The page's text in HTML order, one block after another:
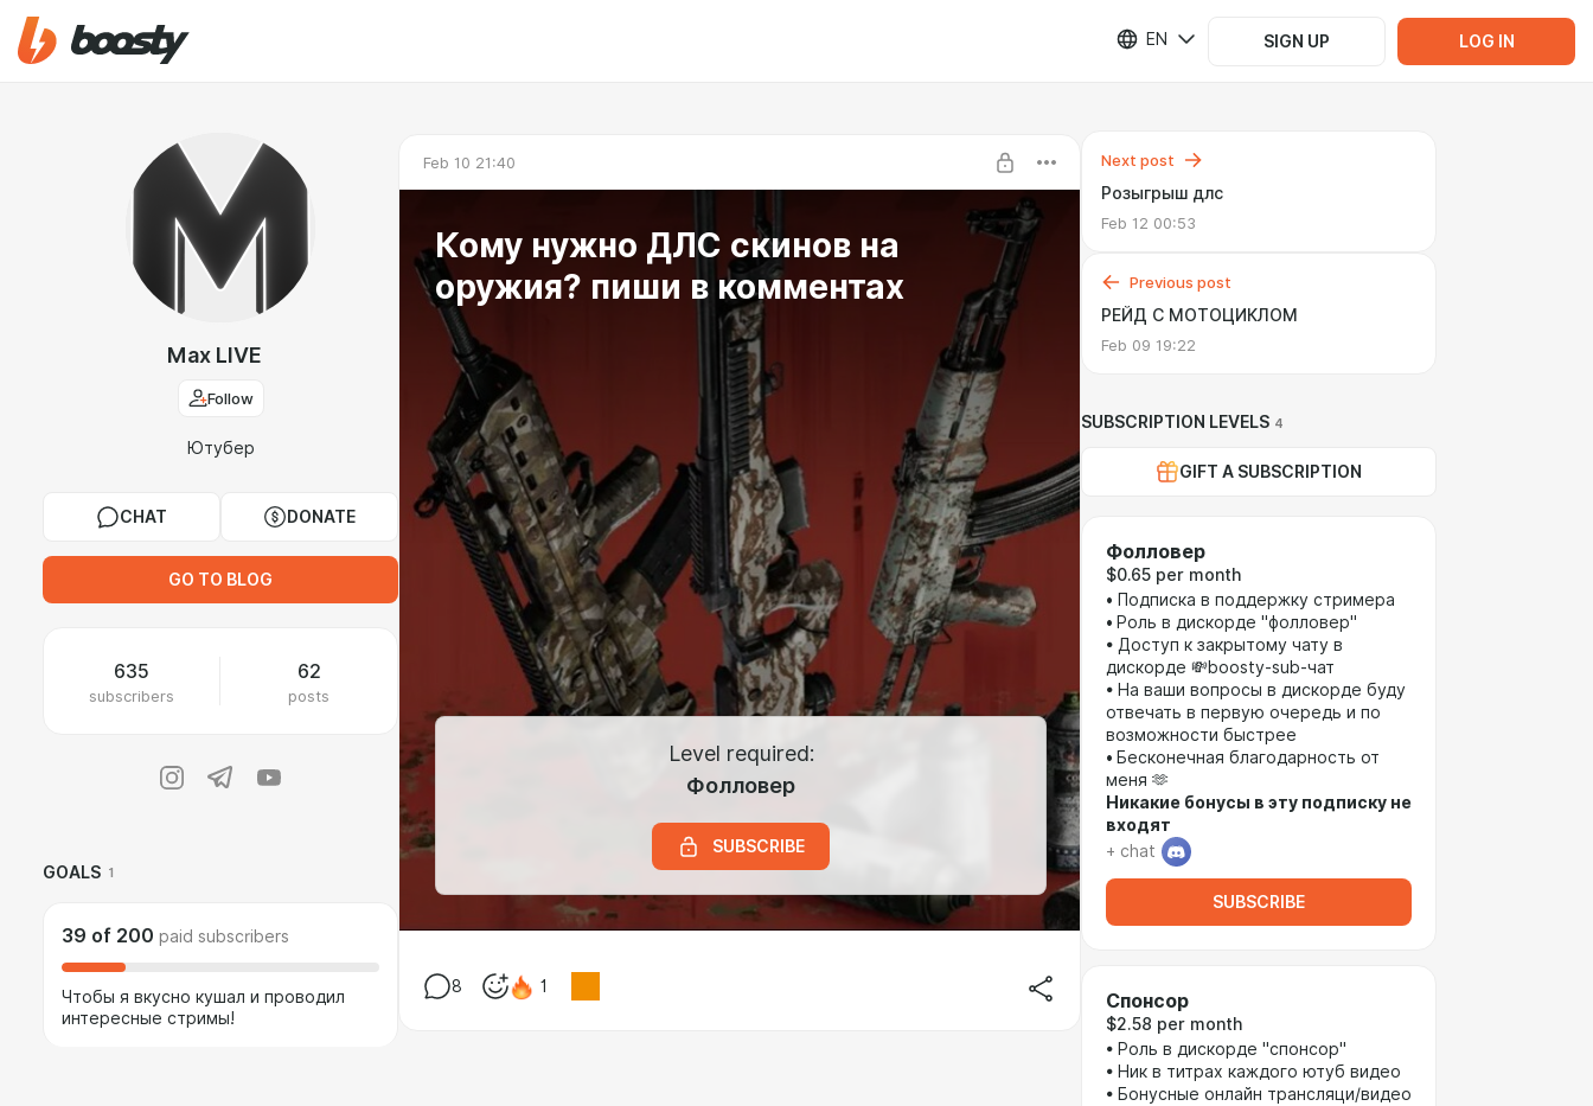
EN SIGN UP LOG IN
Max LIVE
Follow
Ютубер
CHAT DONATE
GO TO BLOG
635
subscribers
62
posts
GOALS 1
39 of 200 paid subscribers
Чтобы я вкусно кушал и проводил
интересные стримы!
Feb 10 21:40
Кому нужно ДЛС скинов на
оружия? пиши в комментах
Level required:
Фолловер
SUBSCRIBE
8 1
Next post
Розыгрыш длс
Feb 12 00:53
Previous post
РЕЙД С МОТОЦИКЛОМ
Feb 09 19:22
SUBSCRIPTION LEVELS 4
GIFT A SUBSCRIPTION
Фолловер
$0.65 per month
• Подписка в поддержку стримера
• Роль в дискорде "фолловер"
• Доступ к закрытому чату в
дискорде 💸boosty-sub-чат
• На ваши вопросы в дискорде буду
отвечать в первую очередь и по
возможности быстрее
• Бесконечная благодарность от
меня 🫶
Никакие бонусы в эту подписку не
входят
+ chat
SUBSCRIBE
Спонсор
$2.58 per month
• Роль в дискорде "спонсор"
• Ник в титрах каждого ютуб видео
• Бонусные онлайн трансляци/видео